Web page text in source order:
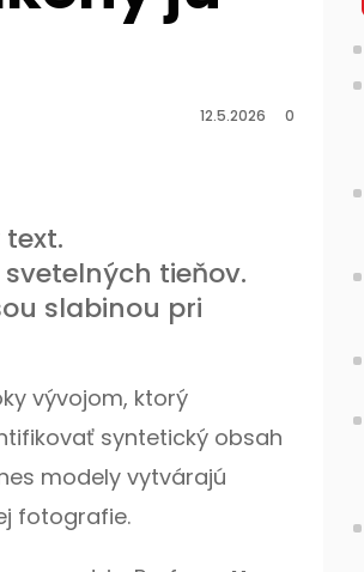
12.5.2026 0
tieňov.
slabinou pri
vývojom, ktorý
syntetický obsah
modely vytvárajú
fotografie.